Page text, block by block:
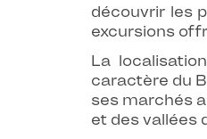
découvrir les
excursions
La
caractère du
ses marchés
et des vallées